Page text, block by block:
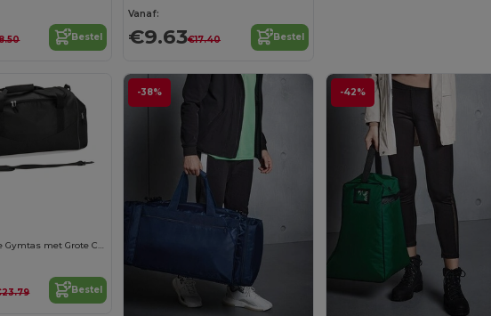
Bestel
Vanaf:
€9.63€17.40 Bestel
Quadra Sportieve Gymtas met Grote Capaciteit
Bestel
-38% -42%